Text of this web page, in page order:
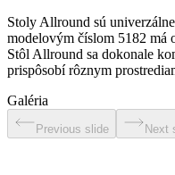
Stoly Allround sú
modelovým číslom 5182 má
Stôl Allround sa dokonale
prispôsobí rôznym
Galéria
Previous slide Next